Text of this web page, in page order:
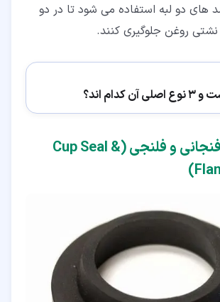
های دو لبه استفاده می شود تا در دو
روغن جلوگیری کنند.
اند؟
۲‏-‏۴‏- پکینگ فنجانی و فلنجی (Cup Seal &